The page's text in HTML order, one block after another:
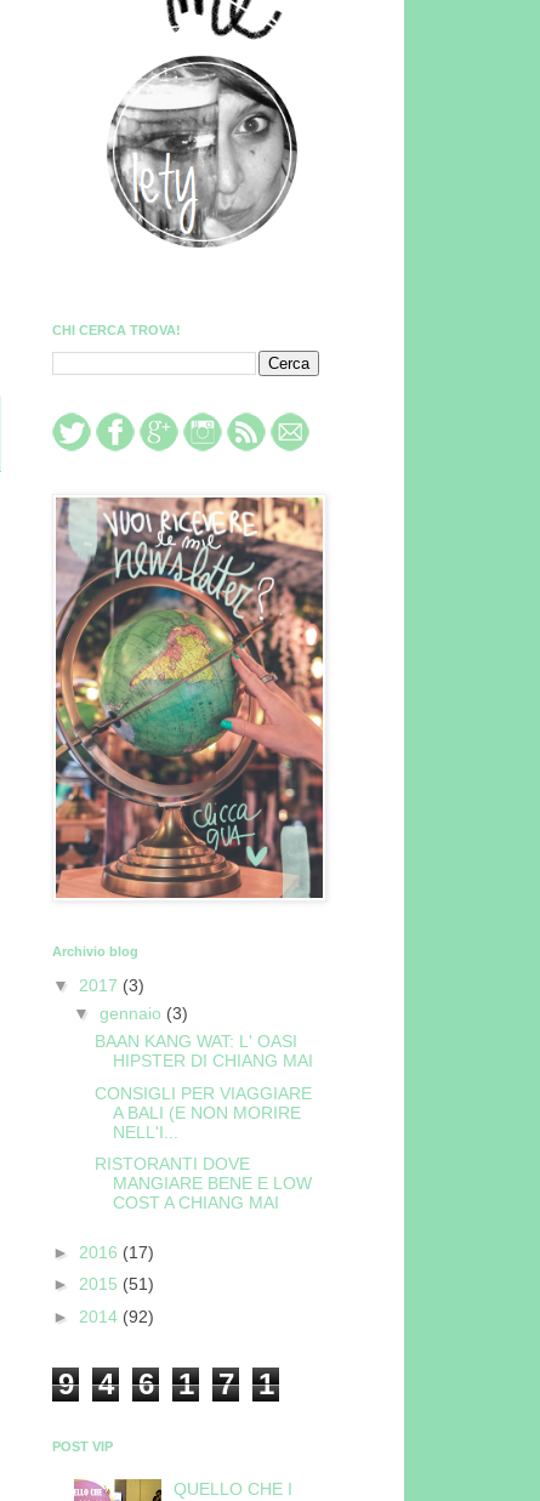
CHI CERCA TROVA!
Archivio blog
▼ 2017 (3)
▼ gennaio (3)
BAAN KANG WAT: L' OASI
HIPSTER DI CHIANG MAI
CONSIGLI PER VIAGGIARE
A BALI (E NON MORIRE
NELL'I...
RISTORANTI DOVE
MANGIARE BENE E LOW
COST A CHIANG MAI
► 2016 (17)
► 2015 (51)
► 2014 (92)
9 4 6 1 7 1
POST VIP
QUELLO CHE I